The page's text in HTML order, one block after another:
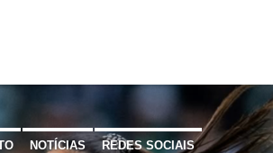
NOTÍCIAS REDES SOCIAIS